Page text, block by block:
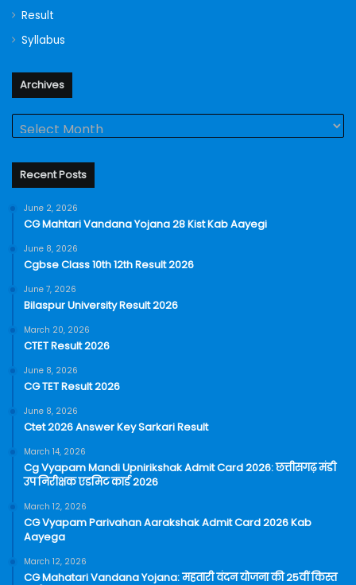
Result
Syllabus
Archives
Recent Posts
June 2, 2026
CG Mahtari Vandana Yojana 28 Kist Kab Aayegi
June 8, 2026
Cgbse Class 10th 12th Result 2026
June 7, 2026
Bilaspur University Result 2026
March 20, 2026
CTET Result 2026
June 8, 2026
CG TET Result 2026
June 8, 2026
Ctet 2026 Answer Key Sarkari Result
March 14, 2026
Cg Vyapam Mandi Upnirikshak Admit Card 2026: छत्तीसगढ़ मंडी
उप निरीक्षक एडमिट कार्ड 2026
March 12, 2026
CG Vyapam Parivahan Aarakshak Admit Card 2026 Kab
Aayega
March 12, 2026
CG Mahatari Vandana Yojana: महतारी वंदन योजना की 25वीं किस्त